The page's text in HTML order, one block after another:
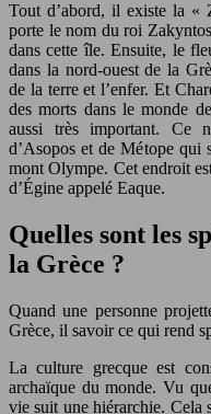
Tout d’abord, il existe la «
porte le nom du roi
dans cette île. Ensuite, le
dans la nord-ouest de la
de la terre et l’enfer. Et
des morts dans le monde
aussi très important.
d’Asopos et de Métope qui
mont Olympe. Cet endroit
d’Égine appelé Eaque.
Quelles sont les
la Grèce ?
Quand une personne
Grèce, il savoir ce qui rend
La culture grecque est
archaïque du monde. Vu
vie suit une hiérarchie. Cela